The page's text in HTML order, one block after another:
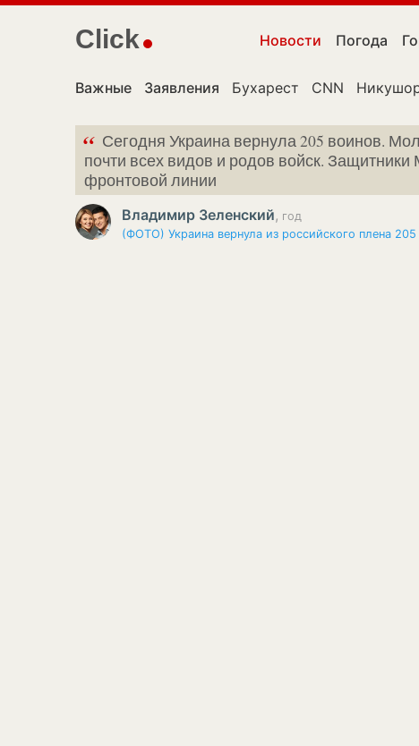
Click Новости Погода
Важные Заявления Бухарест CNN
“ Сегодня Украина вернула 205 воинов.
почти всех видов и родов войск.
фронтовой линии
Владимир Зеленский, год
(ФОТО) Украина вернула из российского плена 205